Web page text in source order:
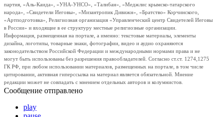
партия, «Аль-Каида», «УНА-УНСО», «Талибан», «Меджлис крымско-татарского
народа», «Свидетели Иеговы», «Мизантропик Дивижн», «Братство» Корчинского,
«Артподготовка», Религиозная организация «Управленческий центр Свидетелей Иеговы
в России» и входящие в ее структуру местные религиозные организации.
Информация, размещенная на портале, а именно: текстовые материалы, элементы
дизайна, логотипы, товарные знаки, фотографии, видео и аудио охраняются
законодательством Российской Федерации и международными нормами права и не
могут быть использованы без разрешения правообладателей. Согласно ст.ст. 1274,1275
ГК РФ, при любом использовании материалов, размещенных на портале, в том числе
цитировании, активная гиперссылка на материал является обязательной. Мнение
редакции может не совпадать с мнением отдельных авторов и колумнистов.
Сообщение отправлено
play